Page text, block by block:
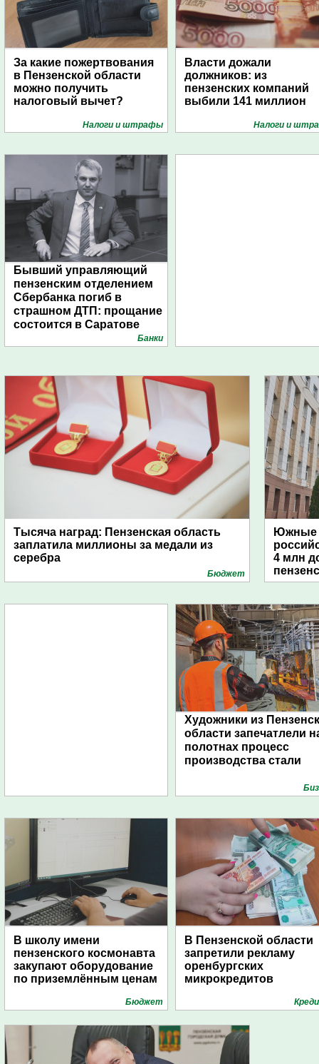
За какие пожертвования
в Пензенской области
можно получить
налоговый вычет?
Налоги и штрафы
Власти дожали
должников: из
пензенских компаний
выбили 141 миллион
Налоги и
Бывший управляющий
пензенским отделением
Сбербанка погиб в
страшном ДТП: прощание
состоится в Саратове
Банки
Тысяча наград: Пензенская область
заплатила миллионы за медали из
серебра
Бюджет
Южные
4 млн
Художники из
области запечатлели
полотнах процесс
производства стали
В школу имени
пензенского космонавта
закупают оборудование
по приземлённым ценам
Бюджет
В Пензенской области
запретили рекламу
оренбургских
микрокредитов